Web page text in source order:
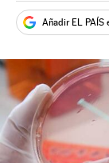
Añadir EL PAÍS